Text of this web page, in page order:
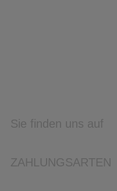
Sie finden uns auf
ZAHLUNGSARTEN